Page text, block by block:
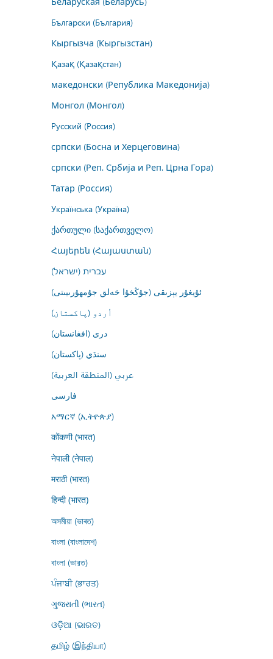
Български (България)
Кыргызча (Кыргызстан)
Қазақ (Қазақстан)
македонски (Република Македонија)
Монгол (Монгол)
Русский (Россия)
српски (Босна и Херцеговина)
српски (Реп. Србија и Реп. Црна Гора)
Татар (Россия)
Українська (Україна)
ქართული (საქართველო)
Հայերեն (Հայաստան)
עברית (ישראל)
ئۇيغۇر يېزىقى (جۇڭخۇا خەلق جۇمھۇرىيىتى)
اُردو (پاکستان)
درى (افغانستان)
سنڌي (پاکستان)
عربي (المنطقة العربية)
فارسى
አማርኛ (ኢትዮጵያ)
कोंकणी (भारत)
नेपाली (नेपाल)
मराठी (भारत)
हिन्दी (भारत)
অসমীয়া (ভাৰত)
বাংলা (বাংলাদেশ)
বাংলা (ভারত)
ਪੰਜਾਬੀ (ਭਾਰਤ)
ગુજરાતી (ભારત)
ଓଡ଼ିଆ (ଭାରତ)
தமிழ் (இந்தியா)